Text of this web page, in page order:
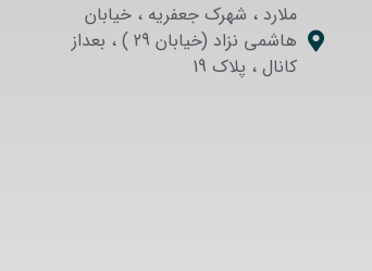
ملارد ، شهرک جعفریه ، خیابان
هاشمی نزاد (خیابان 29 ) ، بعداز
کانال ، پلاک 19